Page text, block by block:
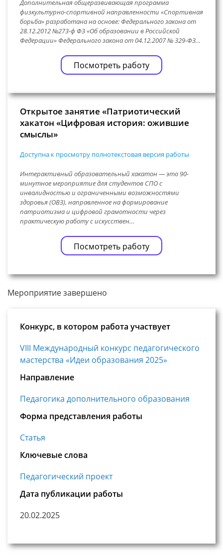
Дополнительная общеразвивающая программа
физкультурно-спортивной направленности «Спортивная
борьба» разработана на основе: Федерального закона от
28.12.2012 №273-ф ФЗ «Об образовании в Российской
Федерации» Федерального закона от 04.12.2007 № 329-ФЗ…
Посмотреть работу
Открытое занятие «Патриотический
хакатон «Цифровая история: ожившие
смыслы»
Доступна к просмотру полнотекстовая версия работы
Интерактивный образовательный хакатон — это 90-
минутное мероприятие для студентов СПО с
инвалидностью и ограниченными возможностями
здоровья (ОВЗ), направленное на формирование
патриотизма и цифровой грамотности через
практическую работу с искусствен…
Посмотреть работу
Мероприятие завершено
Конкурс, в котором работа участвует
VIII Международный конкурс педагогического
мастерства «Идеи образования 2025»
Направление
Педагогика дополнительного образования
Форма представления работы
Статья
Ключевые слова
Педагогический проект
Дата публикации работы
20.02.2025